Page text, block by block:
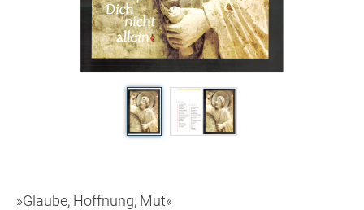
»Glaube, Hoffnung, Mut«